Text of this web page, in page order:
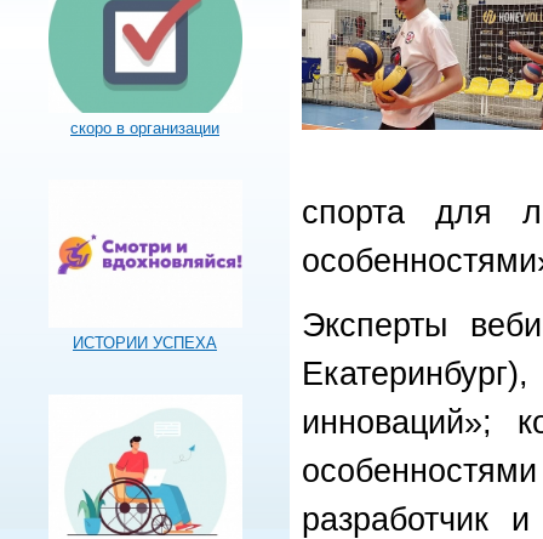
скоро в организации
ИСТОРИИ УСПЕХА
спорта для
Эксперты
инноваций»;
разработчик